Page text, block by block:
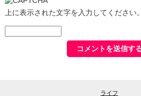
上に表示された文字を入力してください。
ライフ